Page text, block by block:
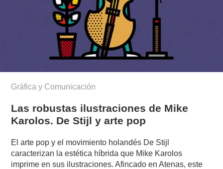
Gráfica y Comunicación
Las robustas ilustraciones de Mike
Karolos. De Stijl y arte pop
El arte pop y el movimiento holandés De Stijl
caracterizan la estética híbrida que Mike Karolos
imprime en sus ilustraciones. Afincado en Atenas, este